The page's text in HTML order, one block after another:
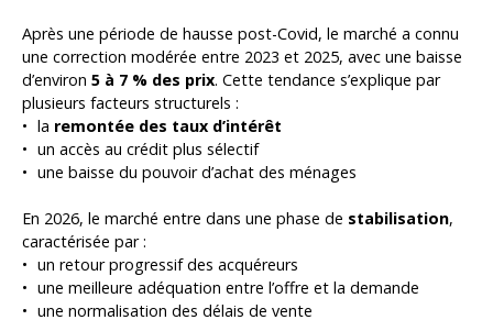
Après une période de hausse post-Covid, le marché a connu
une correction modérée entre 2023 et 2025, avec une baisse
d’environ 5 à 7 % des prix. Cette tendance s’explique par
plusieurs facteurs structurels :
la remontée des taux d’intérêt
un accès au crédit plus sélectif
une baisse du pouvoir d’achat des ménages
En 2026, le marché entre dans une phase de stabilisation,
caractérisée par :
un retour progressif des acquéreurs
une meilleure adéquation entre l’offre et la demande
une normalisation des délais de vente